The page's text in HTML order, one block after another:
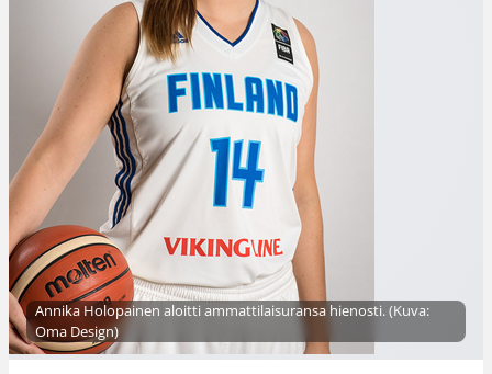
Annika Holopainen aloitti ammattilaisuransa hienosti. (Kuva:
Oma Design)